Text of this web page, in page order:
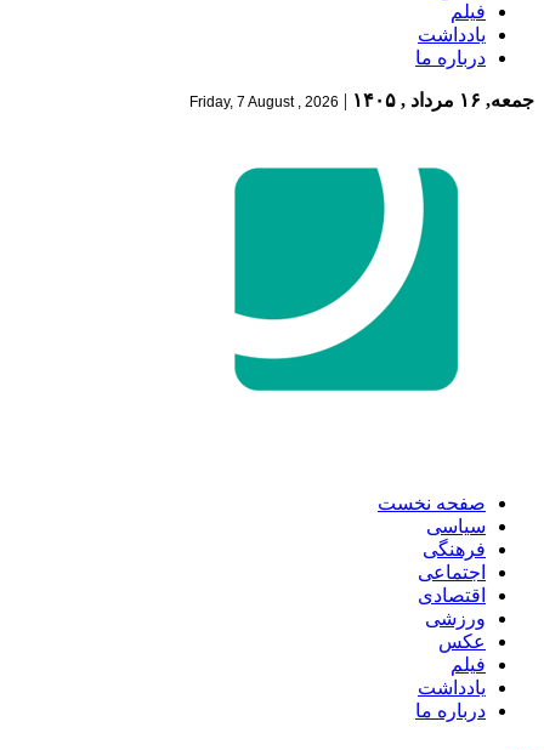
فیلم
یادداشت
درباره ما
جمعه, ۱۶ مرداد , ۱۴۰۵ |
Friday, 7 August , 2026
صفحه نخست
سیاسی
فرهنگی
اجتماعی
اقتصادی
ورزشی
عکس
فیلم
یادداشت
درباره ما